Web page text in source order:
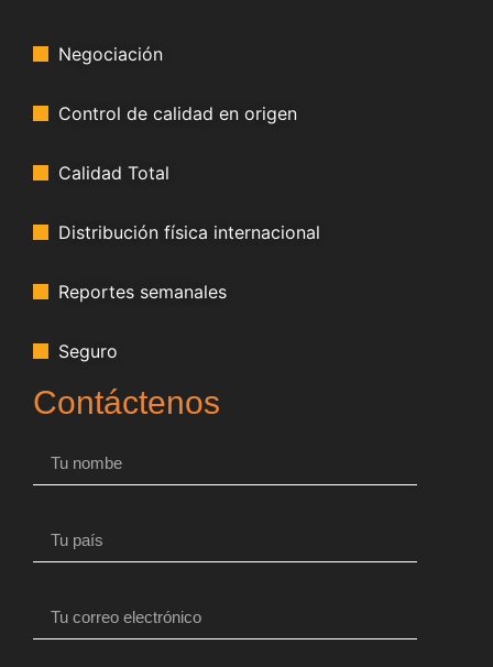
Negociación
Control de calidad en origen
Calidad Total
Distribución física internacional
Reportes semanales
Seguro
Contáctenos